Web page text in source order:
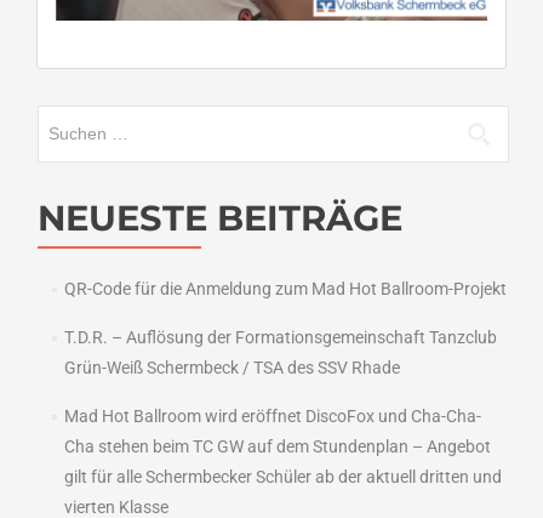
NEUESTE BEITRÄGE
QR-Code für die Anmeldung zum Mad Hot Ballroom-Projekt
T.D.R. – Auflösung der Formationsgemeinschaft Tanzclub
Grün-Weiß Schermbeck / TSA des SSV Rhade
Mad Hot Ballroom wird eröffnet DiscoFox und Cha-Cha-
Cha stehen beim TC GW auf dem Stundenplan – Angebot
gilt für alle Schermbecker Schüler ab der aktuell dritten und
vierten Klasse